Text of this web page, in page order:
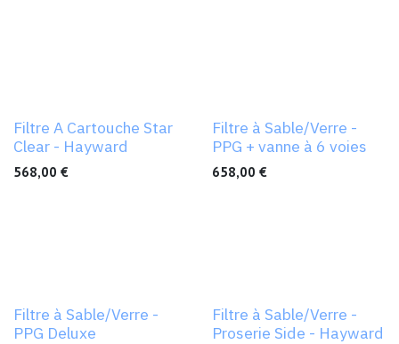
Filtre A Cartouche Star
Clear - Hayward
568,00 €
Filtre à Sable/Verre -
PPG + vanne à 6 voies
658,00 €
Filtre à Sable/Verre -
PPG Deluxe
Filtre à Sable/Verre -
Proserie Side - Hayward